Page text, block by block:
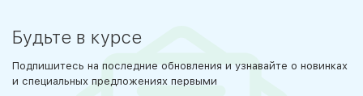
Будьте в курсе
Подпишитесь на последние обновления и узнавайте о новинках
и специальных предложениях первыми